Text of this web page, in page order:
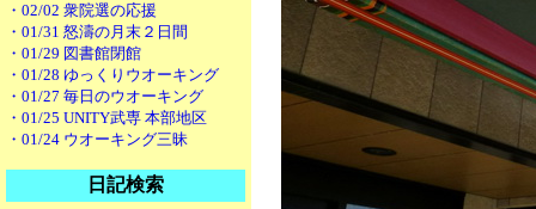
・02/02 衆院選の応援
・01/31 怒濤の月末２日間
・01/29 図書館閉館
・01/28 ゆっくりウオーキング
・01/27 毎日のウオーキング
・01/25 UNITY武専 本部地区
・01/24 ウオーキング三昧
日記検索